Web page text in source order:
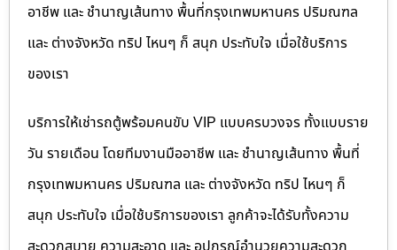
อาชีพ และ ชำนาญเส้นทาง พื้นที่กรุงเทพมหานคร ปริมณฑล
และ ต่างจังหวัด ทริป ไหนๆ ก็ สนุก ประทับใจ เมื่อใช้บริการ
ของเรา
บริการให้เช่ารถตู้พร้อมคนขับ VIP แบบครบวงจร ทั้งแบบราย
วัน รายเดือน โดยทีมงานมืออาชีพ และ ชำนาญเส้นทาง พื้นที่
กรุงเทพมหานคร ปริมณฑล และ ต่างจังหวัด ทริป ไหนๆ ก็
สนุก ประทับใจ เมื่อใช้บริการของเรา ลูกค้าจะได้รับทั้งความ